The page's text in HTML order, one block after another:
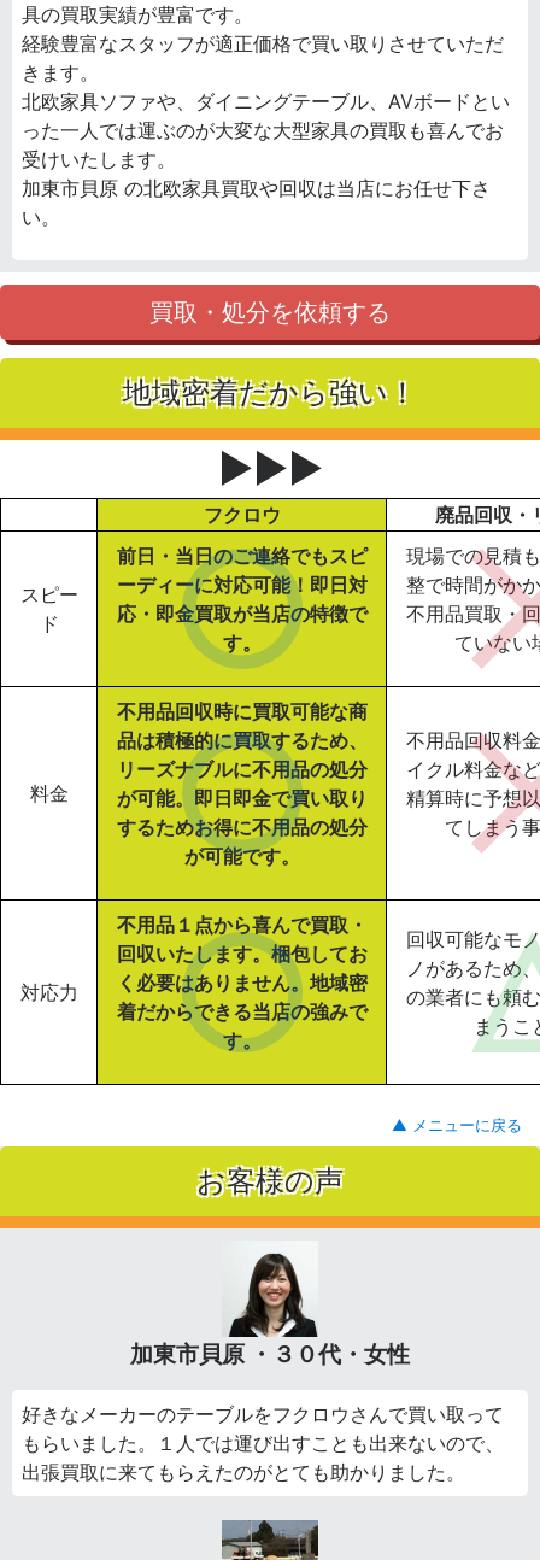
具の買取実績が豊富です。
経験豊富なスタッフが適正価格で買い取りさせていただ
きます。
北欧家具ソファや、ダイニングテーブル、AVボードとい
った一人では運ぶのが大変な大型家具の買取も喜んでお
受けいたします。
加東市貝原 の北欧家具買取や回収は当店にお任せ下さ
い。
買取・処分を依頼する
地域密着だから強い！
▶▶▶
フクロウ 廃品回収・
スピー
ド
前日・当日のご連絡でもスピ
ーディーに対応可能！即日対
応・即金買取が当店の特徴で
す。
現場での見積
整で時間がか
不用品買取・
ていない
料金
不用品回収時に買取可能な商
品は積極的に買取するため、
リーズナブルに不用品の処分
が可能。即日即金で買い取り
するためお得に不用品の処分
が可能です。
不用品回収料
イクル料金な
精算時に予想
てしまう
対応力
不用品１点から喜んで買取・
回収いたします。梱包してお
く必要はありません。地域密
着だからできる当店の強みで
す。
回収可能なモ
ノがあるため
の業者にも頼
まうこ
▲ メニューに戻る
お客様の声
加東市貝原 ・３０代・女性
好きなメーカーのテーブルをフクロウさんで買い取って
もらいました。１人では運び出すことも出来ないので、
出張買取に来てもらえたのがとても助かりました。